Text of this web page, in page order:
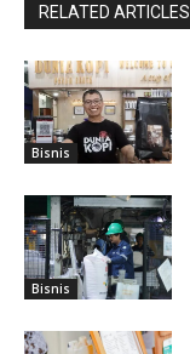
RELATED ARTICLES
Bisnis
Bisnis